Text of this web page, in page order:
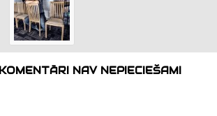
KOMENTĀRI NAV NEPIECIEŠAMI